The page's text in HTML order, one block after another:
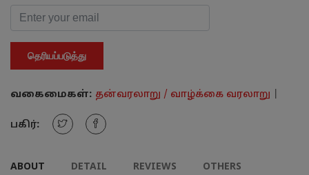
தெரியப்படுத்து
வகைமைகள்: தன்வரலாறு / வாழ்க்கை வரலாறு
பகிர்:
ABOUT DETAIL REVIEWS OTHERS